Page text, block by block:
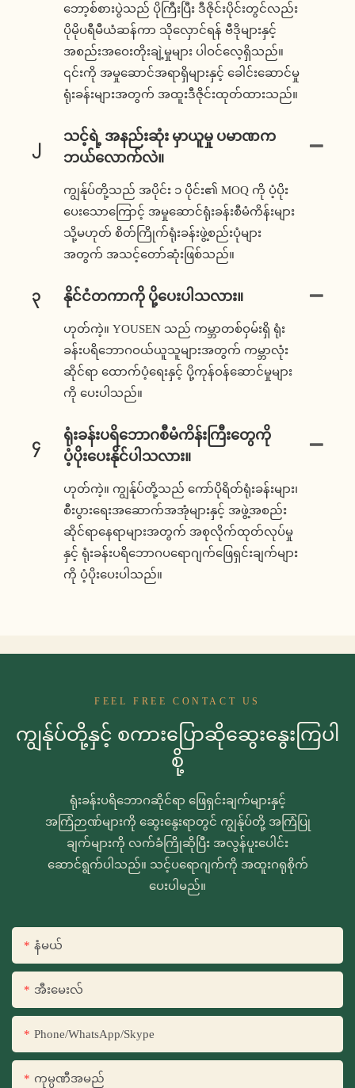
ဘော့စ်စားပွဲသည် ပိုကြီးပြီး ဒီဇိုင်းပိုင်းတွင်လည်း
ပိုမိုပရီမီယံဆန်ကာ သိုလှောင်ရန် ဗီဒိုများနှင့်
အစည်းအဝေးတိုးချဲ့မှုများ ပါဝင်လေ့ရှိသည်။
၎င်းကို အမှုဆောင်အရာရှိများနှင့် ခေါင်းဆောင်မှု
ရုံးခန်းများအတွက် အထူးဒီဇိုင်းထုတ်ထားသည်။
၂
သင့်ရဲ့ အနည်းဆုံး မှာယူမှု ပမာဏက
ဘယ်လောက်လဲ။
ကျွန်ုပ်တို့သည် အပိုင်း ၁ ပိုင်း၏ MOQ ကို ပံ့ပိုး
ပေးသောကြောင့် အမှုဆောင်ရုံးခန်းစီမံကိန်းများ
သို့မဟုတ် စိတ်ကြိုက်ရုံးခန်းဖွဲ့စည်းပုံများ
အတွက် အသင့်တော်ဆုံးဖြစ်သည်။
၃ နိုင်ငံတကာကို ပို့ပေးပါသလား။
ဟုတ်ကဲ့။ YOUSEN သည် ကမ္ဘာတစ်ဝှမ်းရှိ ရုံး
ခန်းပရိဘောဂဝယ်ယူသူများအတွက် ကမ္ဘာလုံး
ဆိုင်ရာ ထောက်ပံ့ရေးနှင့် ပို့ကုန်ဝန်ဆောင်မှုများ
ကို ပေးပါသည်။
၄
ရုံးခန်းပရိဘောဂစီမံကိန်းကြီးတွေကို
ပံ့ပိုးပေးနိုင်ပါသလား။
ဟုတ်ကဲ့။ ကျွန်ုပ်တို့သည် ကော်ပိုရိတ်ရုံးခန်းများ၊
စီးပွားရေးအဆောက်အအုံများနှင့် အဖွဲ့အစည်း
ဆိုင်ရာနေရာများအတွက် အစုလိုက်ထုတ်လုပ်မှု
နှင့် ရုံးခန်းပရိဘောဂပရောဂျက်ဖြေရှင်းချက်များ
ကို ပံ့ပိုးပေးပါသည်။
FEEL FREE CONTACT US
ကျွန်ုပ်တို့နှင့် စကားပြောဆိုဆွေးနွေးကြပါ
စို့
ရုံးခန်းပရိဘောဂဆိုင်ရာ ဖြေရှင်းချက်များနှင့်
အကြံဉာဏ်များကို ဆွေးနွေးရာတွင် ကျွန်ုပ်တို့ အကြံပြု
ချက်များကို လက်ခံကြိုဆိုပြီး အလွန်ပူးပေါင်း
ဆောင်ရွက်ပါသည်။ သင့်ပရောဂျက်ကို အထူးဂရုစိုက်
ပေးပါမည်။
နံမယ်
အီးမေးလ်
Phone/WhatsApp/Skype
ကုမ္ပဏီအမည်